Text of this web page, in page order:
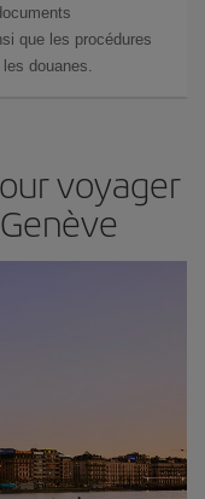
que les procédures
douanes.
voyager